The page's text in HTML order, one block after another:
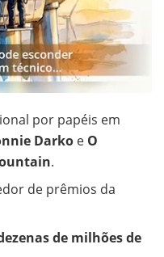
por papéis em
Darko e O
.
de prêmios da
de milhões de